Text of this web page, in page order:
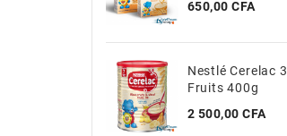
Prix
650,00 CFA
Nestlé Cerelac 3
Fruits 400g
Prix
2 500,00 CFA